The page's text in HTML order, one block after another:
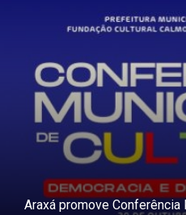
Araxá promove Conferência